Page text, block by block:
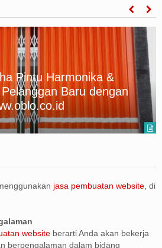
Harmonika Wajib Go
Pentingnya!
jasa pembuatan website, di
website berarti Anda akan bekerja
berpengalaman dalam bidang